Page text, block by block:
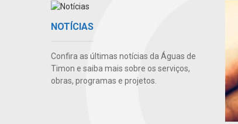
NOTÍCIAS
Confira as últimas notícias da Águas de
Timon e saiba mais sobre os serviços,
obras, programas e projetos.